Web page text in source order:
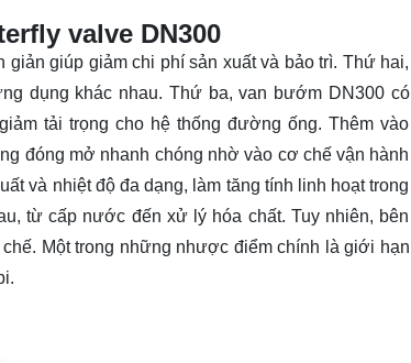
valve DN300
giúp giảm chi phí sản xuất và bảo trì. Thứ hai,
dụng khác nhau. Thứ ba, van bướm DN300 có
tải trọng cho hệ thống đường ống. Thêm vào
đóng mở nhanh chóng nhờ vào cơ chế vận hành
và nhiệt độ đa dạng, làm tăng tính linh hoạt trong
từ cấp nước đến xử lý hóa chất. Tuy nhiên, bên
Một trong những nhược điểm chính là giới hạn